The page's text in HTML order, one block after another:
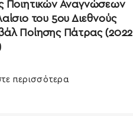
Ποιητικών Αναγνώσεων
του 5ου Διεθνούς
Ποίησης Πάτρας
περισσότερα